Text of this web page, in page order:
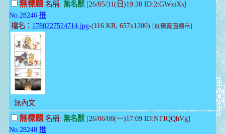
無標題名稱: 無名獸[26/05/31(日)19:38 ID:2tGWxiXs]
No.28246 推
檔名： 1780227524714.jpg-(116 KB, 657x1200) [以預覽圖顯示]
無內文
無標題名稱: 無名獸[26/06/08(一)17:09 ID:NTIQQhVg]
No.28248 推